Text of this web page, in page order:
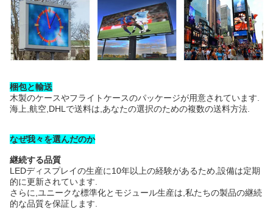
梱包と輸送
木製のケースやフライトケースのパッケージが用意されています.
海上,航空,DHLで送料は,あなたの選択のための複数の送料方法.
なぜ我々を選んだのか
継続する品質
LEDディスプレイの生産に10年以上の経験があるため,設備は定期
的に更新されています.
さらに,ユニークな標準化とモジュール生産は,私たちの製品の継続
的な品質を保証します.